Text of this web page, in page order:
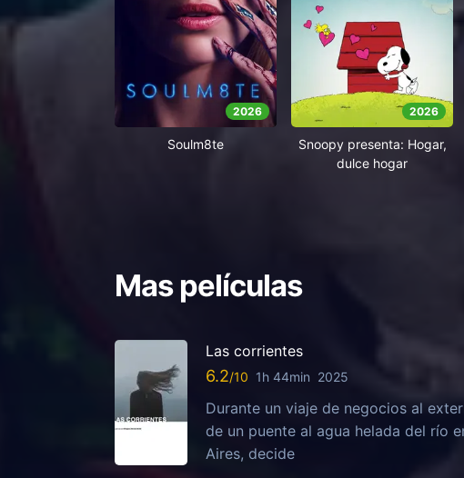
2026
Soulm8te
2026
Snoopy presenta: Hogar,
dulce hogar
Mas películas
Las corrientes
6.2 1h 44min 2025
Durante un viaje de negocios al
de un puente al agua helada del río
Aires, decide